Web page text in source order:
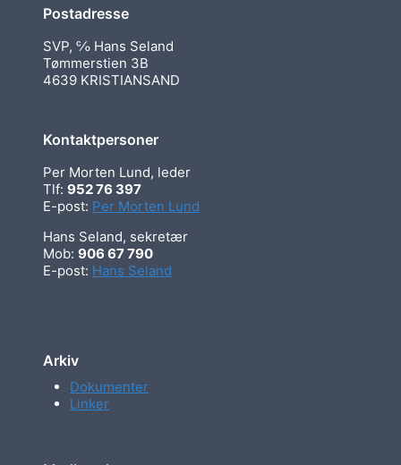
Postadresse
SVP, ℅ Hans Seland
Tømmerstien 3B
4639 KRISTIANSAND
Kontaktpersoner
Per Morten Lund, leder
Tlf: 952 76 397
E-post: Per Morten Lund
Hans Seland, sekretær
Mob: 906 67 790
E-post: Hans Seland
Arkiv
Dokumenter
Linker